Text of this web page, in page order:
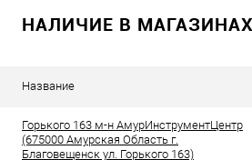
НАЛИЧИЕ В МАГАЗИНАХ
Название
Горького 163 м-н АмурИнструментЦентр
(675000 Амурская Область г.
Благовещенск ул. Горького 163)